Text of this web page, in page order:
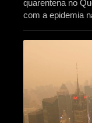
quarentena no
com a epidemia